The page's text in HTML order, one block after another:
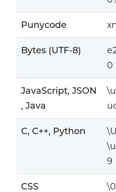
Punycode
Bytes (UTF-8)
0
JavaScript, JSON
, Java
C, C++, Python
9
CSS